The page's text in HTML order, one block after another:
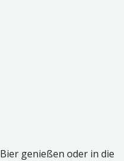
genießen oder in die